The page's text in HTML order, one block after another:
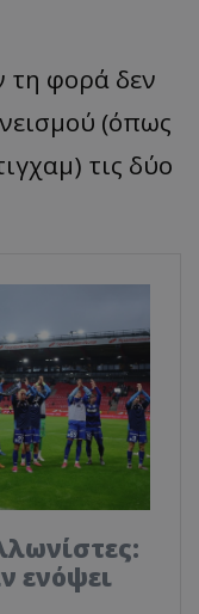
τη φορά δεν
(όπως
τις δύο
ενόψει